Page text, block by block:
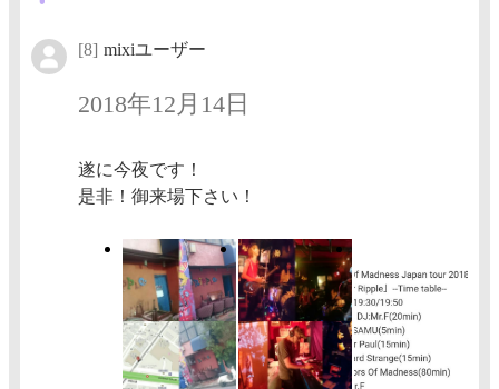
[8] mixiユーザー
2018年12月14日
遂に今夜です！
是非！御来場下さい！